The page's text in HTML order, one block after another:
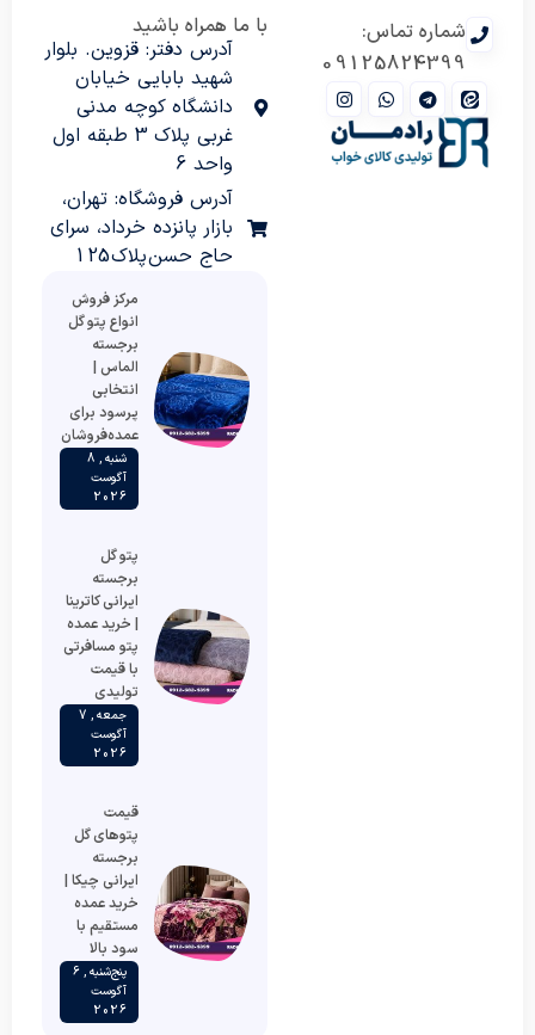
شماره تماس:
09125824399
با ما همراه باشید
آدرس دفتر: قزوین. بلوار
شهید بابایی خیابان
دانشگاه کوچه مدنی
غربی پلاک 3 طبقه اول
واحد 6
آدرس فروشگاه: تهران،
بازار پانزده خرداد، سرای
حاج حسن پلاک 125
مرکز فروش
انواع پتو گل
برجسته
الماس |
انتخابی
پرسود برای
عمده‌فروشان
شنبه , 8
آگوست
2026
پتو گل
برجسته
ایرانی کاترینا
| خرید عمده
پتو مسافرتی
با قیمت
تولیدی
جمعه , 7
آگوست
2026
قیمت
پتوهای گل
برجسته
ایرانی چیکا |
خرید عمده
مستقیم با
سود بالا
پنج‌شنبه , 6
آگوست
2026